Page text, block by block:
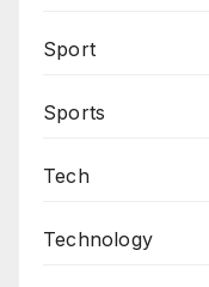
Sport
Sports
Tech
Technology